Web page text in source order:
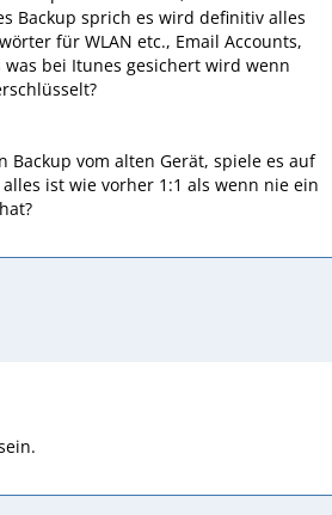
Backup sprich es wird definitiv alles
für WLAN etc., Email Accounts,
was bei Itunes gesichert wird wenn
Backup vom alten Gerät, spiele es auf
ist wie vorher 1:1 als wenn nie ein